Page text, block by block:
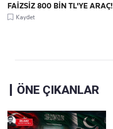
FAİZSİZ 800 BİN TL'YE ARAÇ!
Kaydet
ÖNE ÇIKANLAR